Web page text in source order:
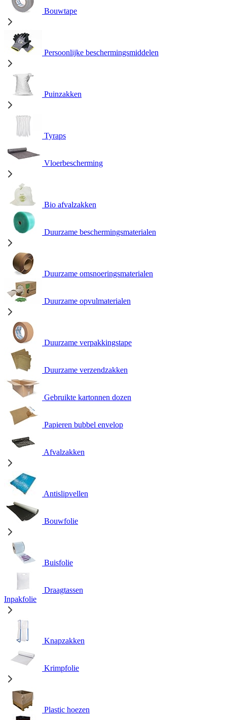
Bouwtape
Persoonlijke beschermingsmiddelen
Puinzakken
Tyraps
Vloerbescherming
Bio afvalzakken
Duurzame beschermingsmaterialen
Duurzame omsnoeringsmaterialen
Duurzame opvulmaterialen
Duurzame verpakkingstape
Duurzame verzendzakken
Gebruikte kartonnen dozen
Papieren bubbel envelop
Afvalzakken
Antislipvellen
Bouwfolie
Buisfolie
Draagtassen
Inpakfolie
Knapzakken
Krimpfolie
Plastic hoezen